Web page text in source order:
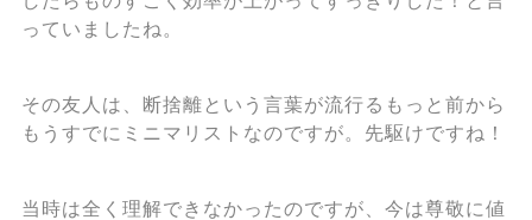
っていましたね。
その友人は、断捨離という言葉が流行るもっと前から
もうすでにミニマリストなのですが。先駆けですね！
当時は全く理解できなかったのですが、今は尊敬に値